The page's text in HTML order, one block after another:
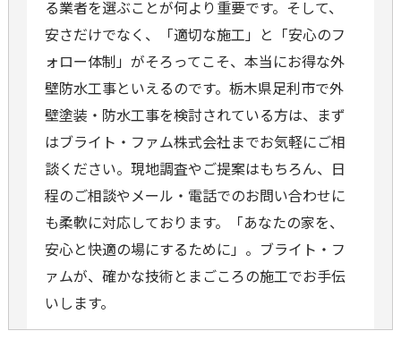
る業者を選ぶことが何より重要です。そして、
安さだけでなく、「適切な施工」と「安心のフ
ォロー体制」がそろってこそ、本当にお得な外
壁防水工事といえるのです。栃木県足利市で外
壁塗装・防水工事を検討されている方は、まず
はブライト・ファム株式会社までお気軽にご相
談ください。現地調査やご提案はもちろん、日
程のご相談やメール・電話でのお問い合わせに
も柔軟に対応しております。「あなたの家を、
安心と快適の場にするために」。ブライト・フ
ァムが、確かな技術とまごころの施工でお手伝
いします。